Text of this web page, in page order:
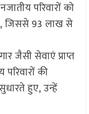
परिवारों को
जिससे 93 लाख से
जैसी सेवाएं प्राप्त
की
हुए, उन्हें